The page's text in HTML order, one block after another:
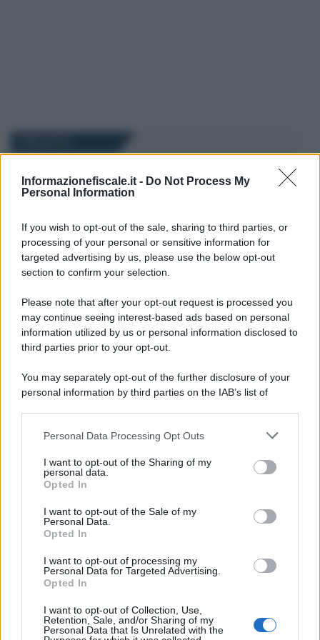
Informazionefiscale.it - Do Not Process My
Personal Information
If you wish to opt-out of the sale, sharing to third parties, or
processing of your personal or sensitive information for
targeted advertising by us, please use the below opt-out
section to confirm your selection.
Please note that after your opt-out request is processed you
may continue seeing interest-based ads based on personal
information utilized by us or personal information disclosed to
third parties prior to your opt-out.
You may separately opt-out of the further disclosure of your
personal information by third parties on the IAB’s list of
This information may also be disclosed by us to third parties
disclose it to other third parties.
Please note that this website/app uses one or more Google
services and may gather and store information including but
not limited to your visit or usage behaviour. You may click to
grant or deny consent to Google and its third-party tags to
consent section.
Personal Data Processing Opt Outs
I want to opt-out of the Sharing of my
personal data.
Opted In
I want to opt-out of the Sale of my
Personal Data.
Opted In
I want to opt-out of processing my
Personal Data for Targeted Advertising.
Opted In
I want to opt-out of Collection, Use,
Retention, Sale, and/or Sharing of my
Personal Data that Is Unrelated with the
4 DICEMBRE 2025 Anna Maria D’Andrea -IMU
IMU, esenzione o sconto per
funziona
Ginevra Franzoni
13 NOVEMBRE 2023 Rosy D’Elia - IMU
Chi deve pagare il saldo IMU
6 SETTEMBRE 2024 Anna Maria D’Andrea -IMU
acconto e saldo
24 DICEMBRE 2022 Marcello Maiorino- IMU
contratto è obbligata al
pagamento la società di